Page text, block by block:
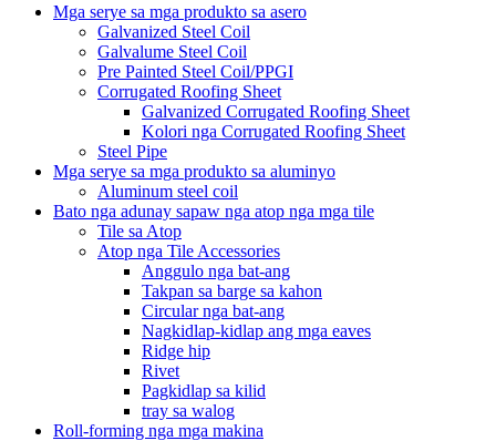
Mga serye sa mga produkto sa asero
Galvanized Steel Coil
Galvalume Steel Coil
Pre Painted Steel Coil/PPGI
Corrugated Roofing Sheet
Galvanized Corrugated Roofing Sheet
Kolori nga Corrugated Roofing Sheet
Steel Pipe
Mga serye sa mga produkto sa aluminyo
Aluminum steel coil
Bato nga adunay sapaw nga atop nga mga tile
Tile sa Atop
Atop nga Tile Accessories
Anggulo nga bat-ang
Takpan sa barge sa kahon
Circular nga bat-ang
Nagkidlap-kidlap ang mga eaves
Ridge hip
Rivet
Pagkidlap sa kilid
tray sa walog
Roll-forming nga mga makina